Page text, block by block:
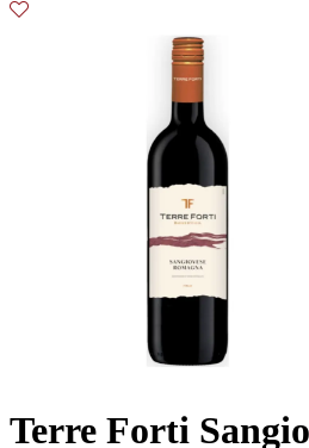
Terre Forti